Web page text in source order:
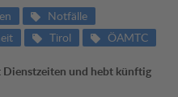
Notfälle
Tirol ÖAMTC
und hebt künftig